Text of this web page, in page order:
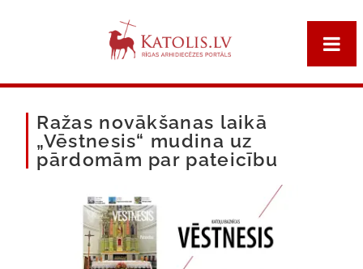
Ražas novākšanas laikā
„Vēstnesis“ mudina uz
pārdomām par pateicību